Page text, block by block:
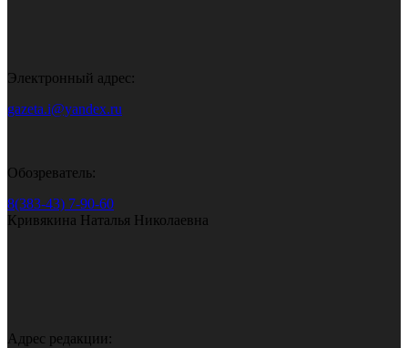
Электронный адрес:
gazeta.i@yandex.ru
Обозреватель:
8(383-43) 7-90-60
Кривякина Наталья Николаевна
Адрес редакции: